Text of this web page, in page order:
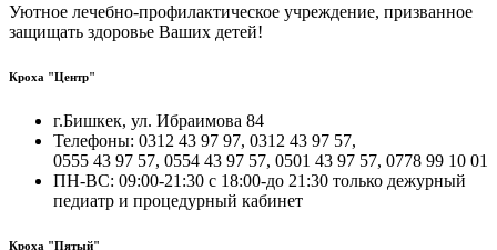
Уютное лечебно-профилактическое учреждение, призванное
защищать здоровье Ваших детей!
Кроха "Центр"
г.Бишкек, ул. Ибраимова 84
Телефоны: 0312 43 97 97, 0312 43 97 57,
0555 43 97 57, 0554 43 97 57, 0501 43 97 57, 0778 99 10 01
ПН‑ВС: 09:00‑21:30 с 18:00‑до 21:30 только дежурный
педиатр и процедурный кабинет
Кроха "Пятый"